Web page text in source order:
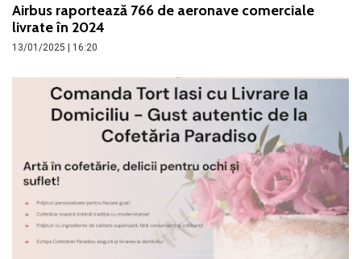
Airbus raportează 766 de aeronave comerciale
livrate în 2024
13/01/2025 | 16:20